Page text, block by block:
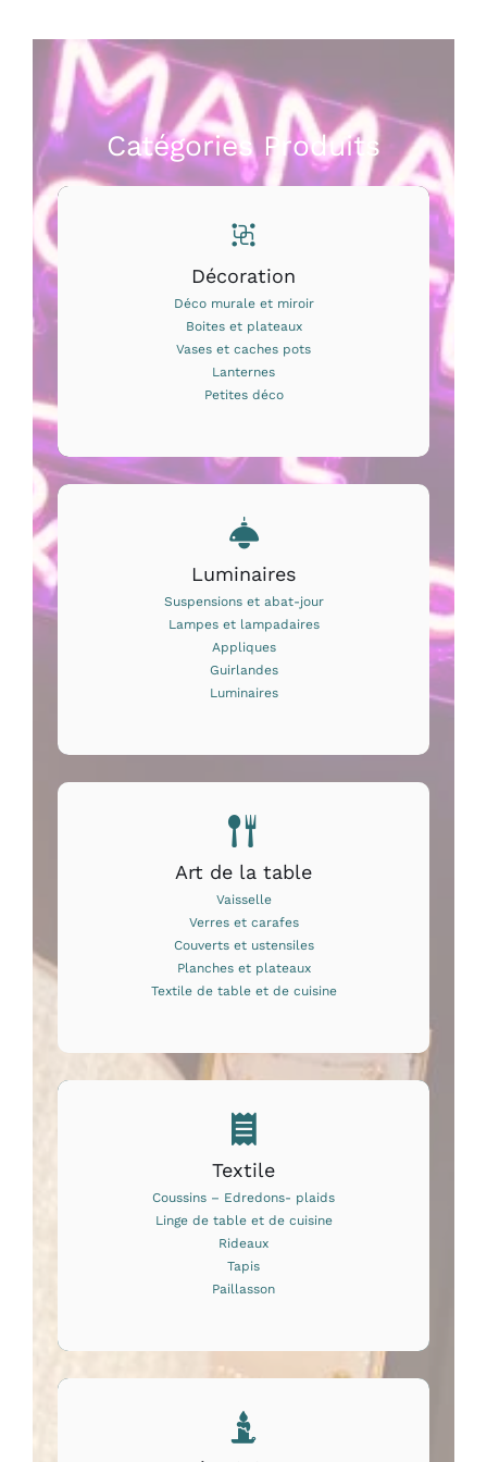
Catégories Produits
Décoration
Déco murale et miroir
Boites et plateaux
Vases et caches pots
Lanternes
Petites déco
Luminaires
Suspensions et abat-jour
Lampes et lampadaires
Appliques
Guirlandes
Luminaires
Art de la table
Vaisselle
Verres et carafes
Couverts et ustensiles
Planches et plateaux
Textile de table et de cuisine
Textile
Coussins – Edredons- plaids
Linge de table et de cuisine
Rideaux
Tapis
Paillasson